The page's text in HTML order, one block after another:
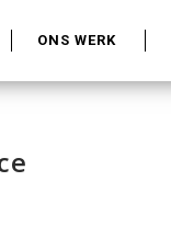
ONS WERK